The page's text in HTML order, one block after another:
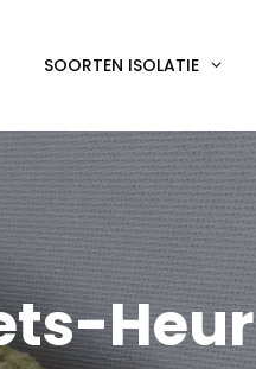
SOORTEN ISOLATIE
Heur